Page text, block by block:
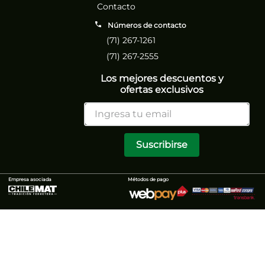
Contacto
Números de contacto
(71) 267-1261
(71) 267-2555
Los mejores descuentos y
ofertas exclusivos
Suscribirse
Empresa asociada Métodos de pago